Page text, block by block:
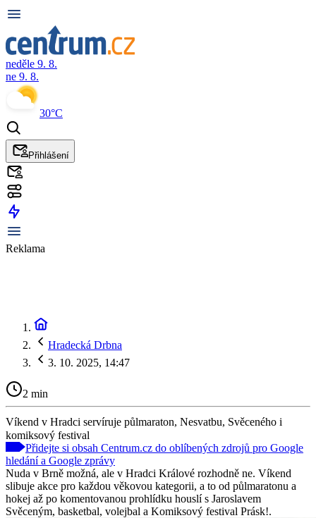
neděle 9. 8.
ne 9. 8.
30°C
Přihlášení
Reklama
Hradecká Drbna
3. 10. 2025, 14:47
2 min
Víkend v Hradci servíruje půlmaraton, Nesvatbu, Svěceného i
komiksový festival
Přidejte si obsah Centrum.cz do oblíbených zdrojů pro Google
hledání a Google zprávy
Nuda v Brně možná, ale v Hradci Králové rozhodně ne. Víkend
slibuje akce pro každou věkovou kategorii, a to od půlmaratonu a
hokej až po komentovanou prohlídku houslí s Jaroslavem
Svěceným, basketbal, volejbal a Komiksový festival Prásk!.